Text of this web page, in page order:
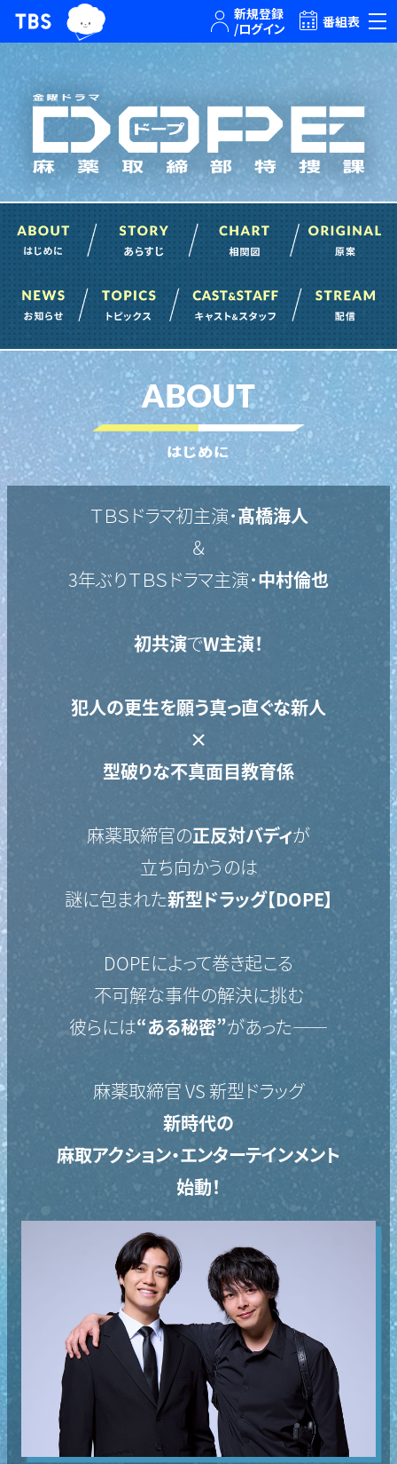
TBSテレビ｜ときめくときを。 番組表
About はじめにStory あらすじ Chart 相関図
News お知らせTopics トピックス Cast&Staff キ
ABOUT
はじめに
ＴＢＳドラマ初主演・髙橋海人
＆
3年ぶりＴＢＳドラマ主演・中村倫也
初共演でW主演！
犯人の更生を願う真っ直ぐな新人
×
型破りな不真面目教育係
麻薬取締官の正反対バディが
立ち向かうのは
謎に包まれた新型ドラッグ【DOPE】
DOPEによって巻き起こる
不可解な事件の解決に挑む
彼らには“ある秘密”があった――
麻薬取締官 VS 新型ドラッグ
新時代の
麻取アクション・エンターテインメント
始動！